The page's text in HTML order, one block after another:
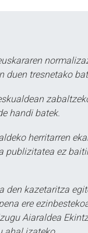
duen tresnetako
handi batek.
herritarren
publizitatea ez
den kazetaritza
ere
Aiaraldea